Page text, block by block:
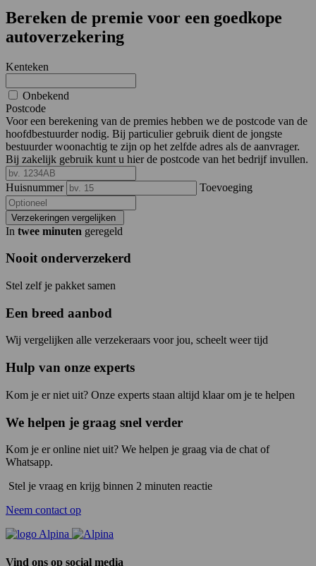
Bereken de premie voor een goedkope
autoverzekering
Kenteken
Onbekend
Postcode
Voor een berekening van de premies hebben we de postcode van de
hoofdbestuurder nodig. Bij particulier gebruik dient de jongste
bestuurder woonachtig te zijn op het zelfde adres als de aanvrager.
Bij zakelijk gebruik kunt u hier de postcode van het bedrijf invullen.
Huisnummer Toevoeging
Verzekeringen vergelijken
In twee minuten geregeld
Nooit onderverzekerd
Stel zelf je pakket samen
Een breed aanbod
Wij vergelijken alle verzekeraars voor jou, scheelt weer tijd
Hulp van onze experts
Kom je er niet uit? Onze experts staan altijd klaar om je te helpen
We helpen je graag snel verder
Kom je er online niet uit? We helpen je graag via de chat of
Whatsapp.
Stel je vraag en krijg binnen 2 minuten reactie
Neem contact op
Vind ons op social media